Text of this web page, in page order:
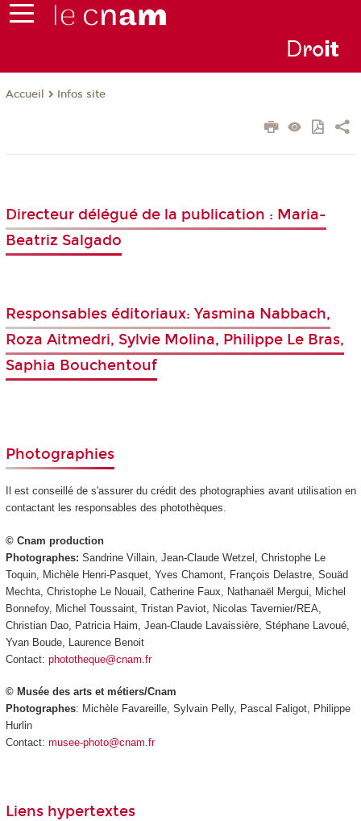
Droit
Accueil Infos site
Directeur délégué de la publication : Maria-
Beatriz Salgado
Responsables éditoriaux: Yasmina Nabbach,
Roza Aitmedri, Sylvie Molina, Philippe Le Bras,
Saphia Bouchentouf
Photographies
Il est conseillé de s'assurer du crédit des photographies avant utilisation en
contactant les responsables des photothèques.
© Cnam production
Photographes: Sandrine Villain, Jean-Claude Wetzel, Christophe Le
Toquin, Michèle Henri-Pasquet, Yves Chamont, François Delastre, Souäd
Mechta, Christophe Le Nouail, Catherine Faux, Nathanaël Mergui, Michel
Bonnefoy, Michel Toussaint, Tristan Paviot, Nicolas Tavernier/REA,
Christian Dao, Patricia Haim, Jean-Claude Lavaissière, Stéphane Lavoué,
Yvan Boude, Laurence Benoit
Contact: phototheque@cnam.fr
© Musée des arts et métiers/Cnam
Photographes: Michèle Favareille, Sylvain Pelly, Pascal Faligot, Philippe
Hurlin
Contact: musee-photo@cnam.fr
Liens hypertextes